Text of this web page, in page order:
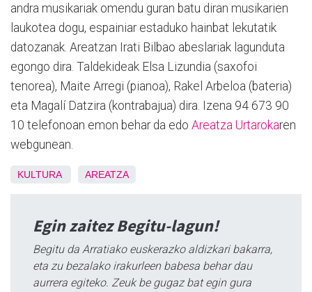
andra musikariak omendu guran batu diran musikarien
laukotea dogu, espainiar estaduko hainbat lekutatik
datozanak. Areatzan Irati Bilbao abeslariak lagunduta
egongo dira. Taldekideak Elsa Lizundia (saxofoi
tenorea), Maite Arregi (pianoa), Rakel Arbeloa (bateria)
eta Magalí Datzira (kontrabajua) dira. Izena 94 673 90
10 telefonoan emon behar da edo Areatza Urtarokaren
webgunean.
KULTURA AREATZA
Egin zaitez Begitu-lagun!
Begitu da Arratiako euskerazko aldizkari bakarra,
eta zu bezalako irakurleen babesa behar dau
aurrera egiteko. Zeuk be gugaz bat egin gura